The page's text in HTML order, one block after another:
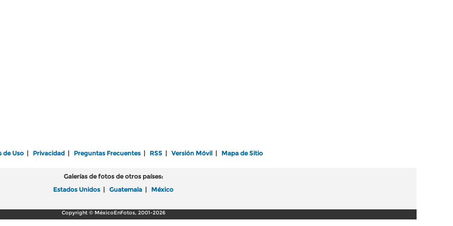
de Uso Privacidad Preguntas Frecuentes RSS Versión Móvil Mapa de Sitio
Galerías de fotos de otros países:
Estados Unidos
Guatemala México
Copyright © MéxicoEnFotos, 2001-2026